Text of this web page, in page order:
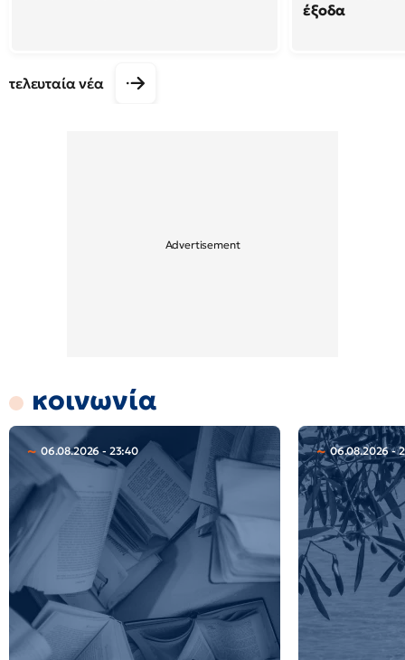
έξοδα
τελευταία νέα
κοινωνία
06.08.2026 - 23:40 06.08.2026 -